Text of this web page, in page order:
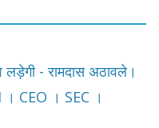
- रामदास अठावले।
CEO । SEC ।